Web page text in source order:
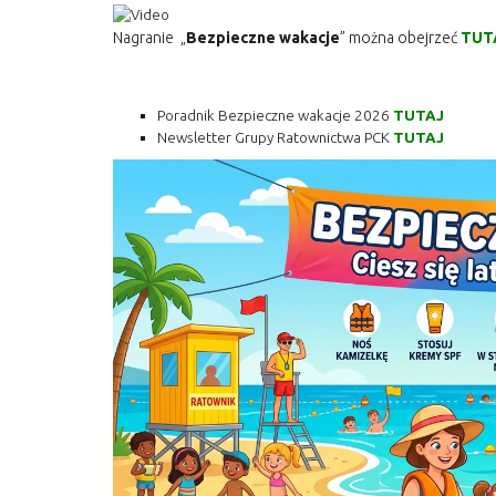
Nagranie „ Bezpieczne wakacje” można obejrzeć
Poradnik Bezpieczne wakacje 2026 TUTAJ
Newsletter Grupy Ratownictwa PCK TUTAJ